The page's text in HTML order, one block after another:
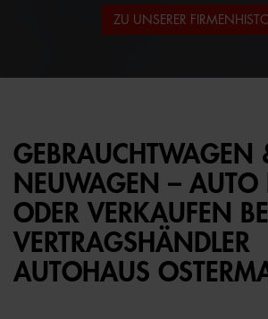
ZU UNSERER
GEBRAUCHTWAGEN
NEUWAGEN – AUTO
ODER VERKAUFEN
VERTRAGSHÄNDLER
AUTOHAUS